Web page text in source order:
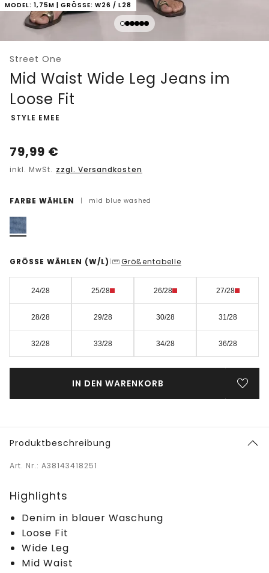
MODEL: 1,75M | GRÖSSE: W26 / L28
Street One
Mid Waist Wide Leg Jeans im
Loose Fit
-
STYLE EMEE
79,99 €
inkl. MwSt. zzgl. Versandkosten
FARBE WÄHLEN | mid blue washed
GRÖSSE WÄHLEN (W/L) | Größentabelle
24/28 25/28 26/28 27/28
28/28 29/28 30/28 31/28
32/28 33/28 34/28 36/28
IN DEN WARENKORB
Produktbeschreibung
Art. Nr.: A38143418251
Highlights
Denim in blauer Waschung
Loose Fit
Wide Leg
Mid Waist